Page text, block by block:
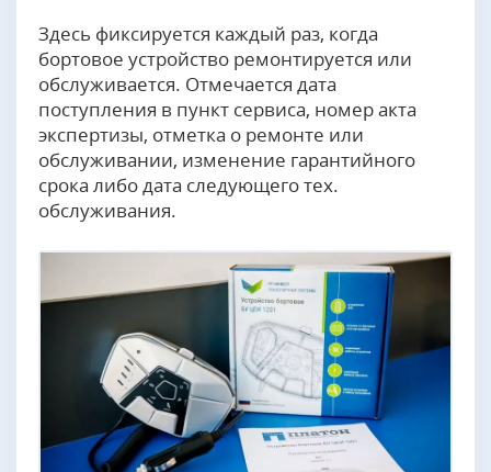
Здесь фиксируется каждый раз, когда
бортовое устройство ремонтируется или
обслуживается. Отмечается дата
поступления в пункт сервиса, номер акта
экспертизы, отметка о ремонте или
обслуживании, изменение гарантийного
срока либо дата следующего тех.
обслуживания.